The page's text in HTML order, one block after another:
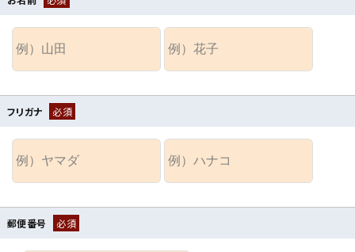
フリガナ 必須
郵便番号 必須